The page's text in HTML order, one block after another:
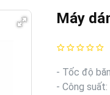
Máy
- Tốc độ
- Công suất: